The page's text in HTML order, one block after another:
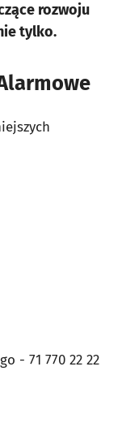
rozwoju
tylko.
- 71 770 22 22